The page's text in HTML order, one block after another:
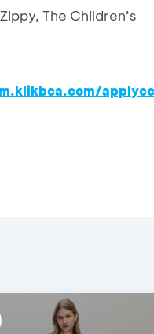
The Children’s